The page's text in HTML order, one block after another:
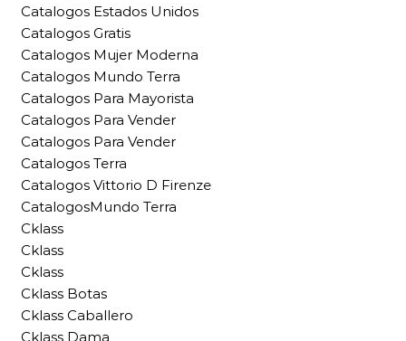
Catalogos Estados Unidos
Catalogos Gratis
Catalogos Mujer Moderna
Catalogos Mundo Terra
Catalogos Para Mayorista
Catalogos Para Vender
Catalogos Para Vender
Catalogos Terra
Catalogos Vittorio D Firenze
CatalogosMundo Terra
Cklass
Cklass
Cklass
Cklass Botas
Cklass Caballero
Cklass Dama